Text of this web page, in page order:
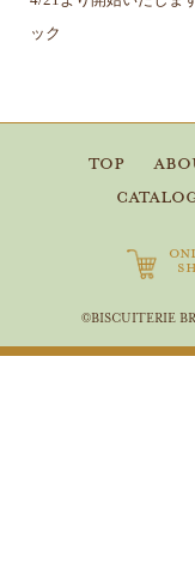
ック
TOP
©BISCUITERIE